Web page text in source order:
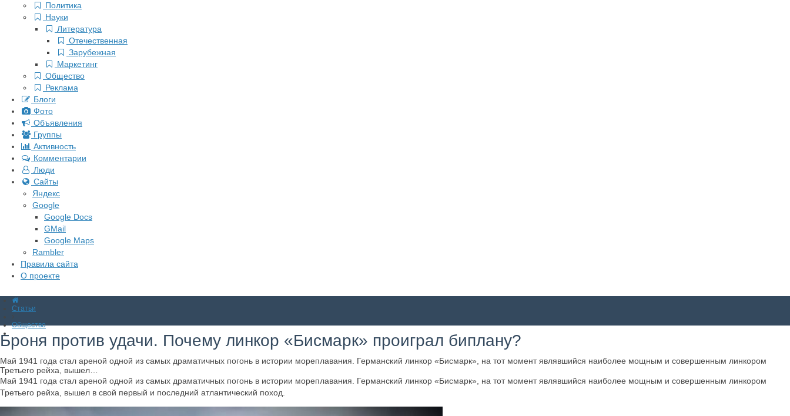
Политика
Науки
Литература
Отечественная
Зарубежная
Маркетинг
Общество
Реклама
Блоги
Фото
Объявления
Группы
Активность
Комментарии
Люди
Сайты
Яндекс
Google
Google Docs
GMail
Google Maps
Rambler
Правила сайта
О проекте
Статьи
Общество
Броня против удачи. Почему линкор «Бисмарк» проиграл биплану?
Май 1941 года стал ареной одной из самых драматичных погонь в истории мореплавания. Германский линкор «Бисмарк», на тот момент являвшийся наиболее мощным и совершенным линкором
Третьего рейха, вышел…
Май 1941 года стал ареной одной из самых драматичных погонь в истории мореплавания. Германский линкор «Бисмарк», на тот момент являвшийся наиболее мощным и совершенным линкором
Третьего рейха, вышел в свой первый и последний атлантический поход.